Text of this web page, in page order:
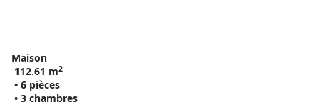
Maison
112.61 m2
• 6 pièces
• 3 chambres